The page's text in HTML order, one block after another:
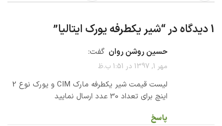
1 دیدگاه در “ شیر یکطرفه یورک ایتالیا”
حسین روشن روان گفت:
مهر 1, 1397 در 1:51 ب.ظ
لیست قیمت شیر یکطرفه مارک CIM و یورک نوع 2
اینچ برای تعداد 30 عدد ارسال نمایید
پاسخ